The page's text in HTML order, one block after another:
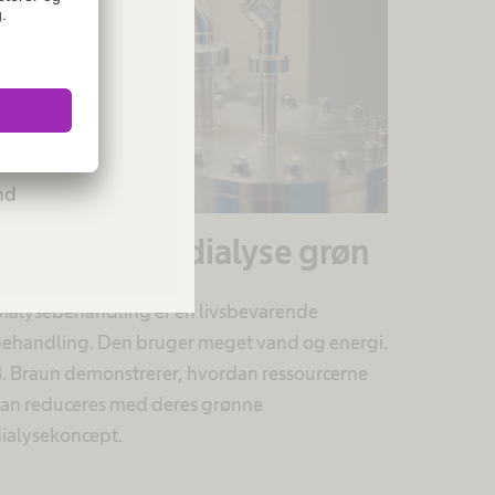
or
Sådan bliver dialyse grøn
er en livsbevarende
Den bruger meget vand og energi.
Braun demonstrerer, hvordan ressourcerne
reduceres med deres grønne